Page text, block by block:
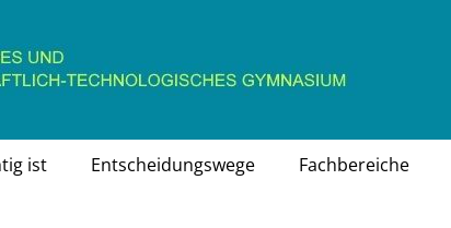
technologisches Gymnasium
ist Entscheidungswege Fachbereiche